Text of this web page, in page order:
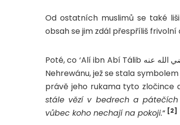
Od ostatních muslimů se také
obsah se jim zdál přespříliš
Poté, co ‘Alí ibn Abí Tálib رضي الله عنه potřel harúríjské cháridžovce a vítězně se vrátil z bitvy u an-
Nehrewánu, jež se stala
právě jeho rukama tyto zločince
stále vězí v bedrech a pátečích
vůbec koho nechají na pokoji.“ [2]